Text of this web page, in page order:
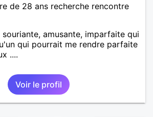
de 28 ans recherche rencontre
amusante, imparfaite qui
qui pourrait me rendre parfaite
....
Voir le profil